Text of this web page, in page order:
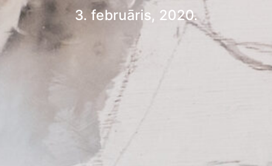
3. februāris, 2020.